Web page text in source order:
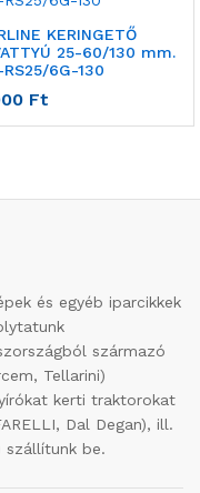
KERINGETŐ
25-60/130 mm.
RS25/6G-130
Ft
és egyéb iparcikkek
származó
Tellarini)
kerti traktorokat
Dal Degan), ill.
szállítunk be.